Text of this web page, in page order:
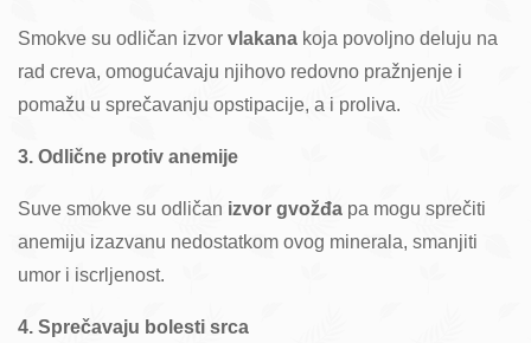
Smokve su odličan izvor vlakana koja povoljno deluju na
rad creva, omogućavaju njihovo redovno pražnjenje i
pomažu u sprečavanju opstipacije, a i proliva.
3. Odlične protiv anemije
Suve smokve su odličan izvor gvožđa pa mogu sprečiti
anemiju izazvanu nedostatkom ovog minerala, smanjiti
umor i iscrljenost.
4. Sprečavaju bolesti srca